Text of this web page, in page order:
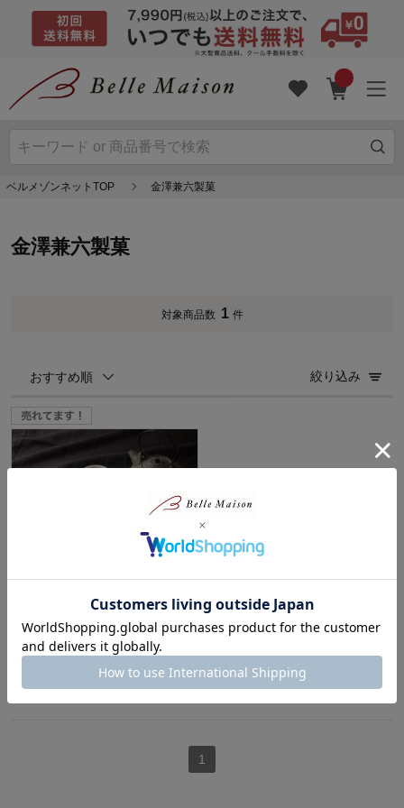
ベルメゾンネットTOP 金澤兼六製菓
金澤兼六製菓
対象商品数 1 件
おすすめ順 絞り込み
兼六の華 38枚セット
金澤兼六製菓
（税込）
1